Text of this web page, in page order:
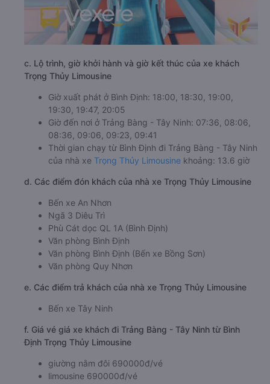
c. Lộ trình, giờ khởi hành và giờ kết thúc của xe khách
Trọng Thủy Limousine
Giờ xuất phát ở Bình Định: 18:00, 18:30, 19:00,
19:30, 19:47, 20:05
Giờ đến nơi ở Trảng Bàng - Tây Ninh: 07:36, 08:06,
08:36, 09:06, 09:23, 09:41
Thời gian chạy từ Bình Định đi Trảng Bàng - Tây Ninh
của nhà xe Trọng Thủy Limousine khoảng: 13.6 giờ
d. Các điểm đón khách của nhà xe Trọng Thủy Limousine
Bến xe An Nhơn
Ngã 3 Diêu Trì
Phù Cát dọc QL 1A (Bình Định)
Văn phòng Bình Định
Văn phòng Bình Định (Bến xe Bồng Sơn)
Văn phòng Quy Nhơn
e. Các điểm trả khách của nhà xe Trọng Thủy Limousine
Bến xe Tây Ninh
f. Giá vé giá xe khách đi Trảng Bàng - Tây Ninh từ Bình
Định Trọng Thủy Limousine
giường nằm đôi 690000đ/vé
limousine 690000đ/vé